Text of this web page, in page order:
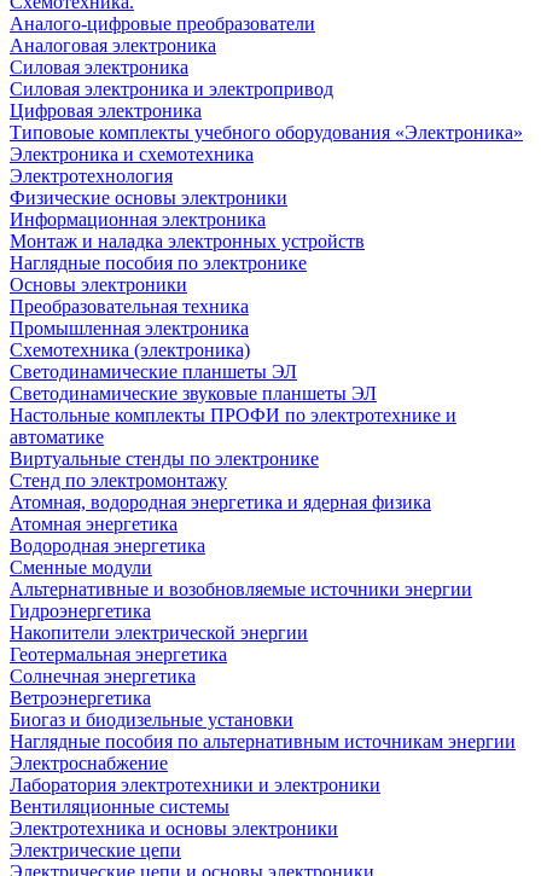
Аналого-цифровые преобразователи
Аналоговая электроника
Cиловая электроника
Cиловая электроника и электропривод
Цифровая электроника
Типовоые комплекты учебного оборудования «Электроника»
Электроника и схемотехника
Электротехнология
Физические основы электроники
Информационная электроника
Монтаж и наладка электронных устройств
Наглядные пособия по электронике
Основы электроники
Преобразовательная техника
Промышленная электроника
Схемотехника (электроника)
Светодинамические планшеты ЭЛ
Светодинамические звуковые планшеты ЭЛ
Настольные комплекты ПРОФИ по электротехнике и
автоматике
Виртуальные стенды по электронике
Стенд по электромонтажу
Атомная, водородная энергетика и ядерная физика
Атомная энергетика
Водородная энергетика
Сменные модули
Альтернативные и возобновляемые источники энергии
Гидроэнергетика
Накопители электрической энергии
Геотермальная энергетика
Солнечная энергетика
Ветроэнергетика
Биогаз и биодизельные установки
Наглядные пособия по альтернативным источникам энергии
Электроснабжение
Лаборатория электротехники и электроники
Вентиляционные системы
Электротехника и основы электроники
Электрические цепи
Электрические цепи и основы электроники